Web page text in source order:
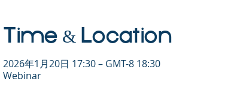
Time & Location
2026年1月20日 17:30 – GMT-8 18:30
Webinar